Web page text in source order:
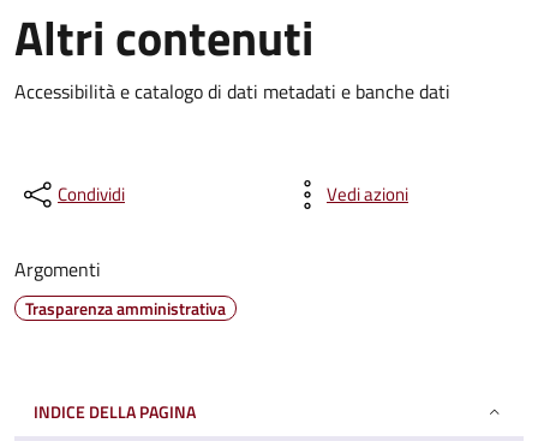
Altri contenuti
Accessibilità e catalogo di dati metadati e banche dati
Condividi Vedi azioni
Argomenti
Trasparenza amministrativa
INDICE DELLA PAGINA